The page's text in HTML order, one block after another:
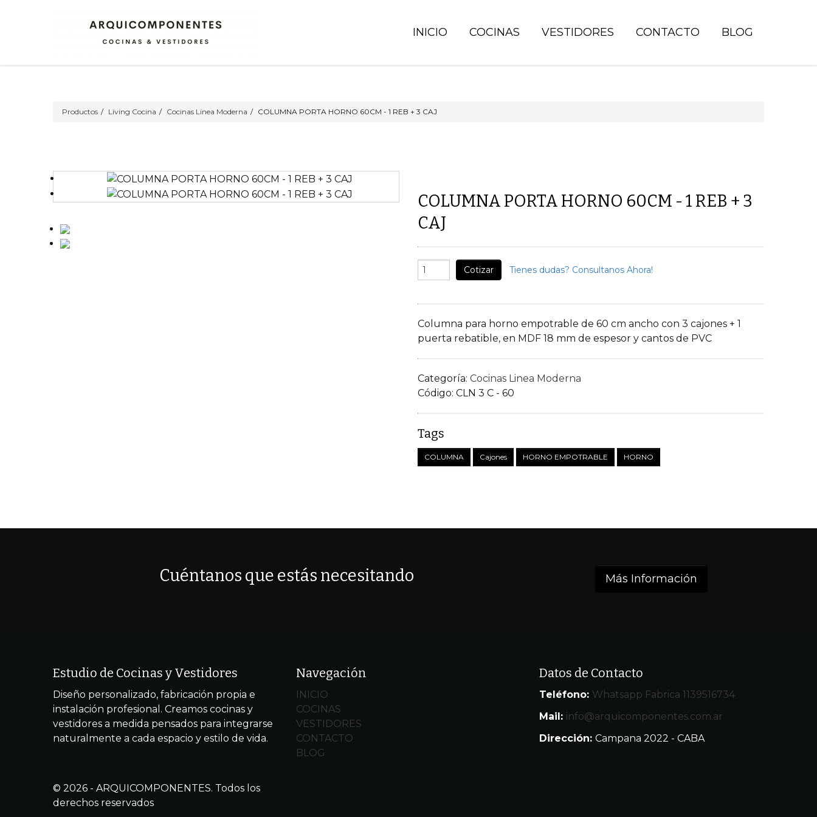
INICIO COCINAS VESTIDORES CONTACTO BLOG
Productos Living Cocina Cocinas Linea Moderna COLUMNA PORTA HORNO 60CM - 1 REB + 3 CAJ
COLUMNA PORTA HORNO 60CM - 1 REB + 3
CAJ
Cotizar Tienes dudas? Consultanos Ahora!
Columna para horno empotrable de 60 cm ancho con 3 cajones + 1
puerta rebatible, en MDF 18 mm de espesor y cantos de PVC
Categoría: Cocinas Linea Moderna
Código: CLN 3 C - 60
Tags
COLUMNA Cajones HORNO EMPOTRABLE HORNO
Cuéntanos que estás necesitando Más Información
Estudio de Cocinas y Vestidores
Diseño personalizado, fabricación propia e
instalación profesional. Creamos cocinas y
vestidores a medida pensados para integrarse
naturalmente a cada espacio y estilo de vida.
© 2026 - ARQUICOMPONENTES. Todos los
derechos reservados
Navegación
INICIO
COCINAS
VESTIDORES
CONTACTO
BLOG
Datos de Contacto
Teléfono: Whatsapp Fabrica 1139516734
Mail: info@arquicomponentes.com.ar
Dirección: Campana 2022 - CABA